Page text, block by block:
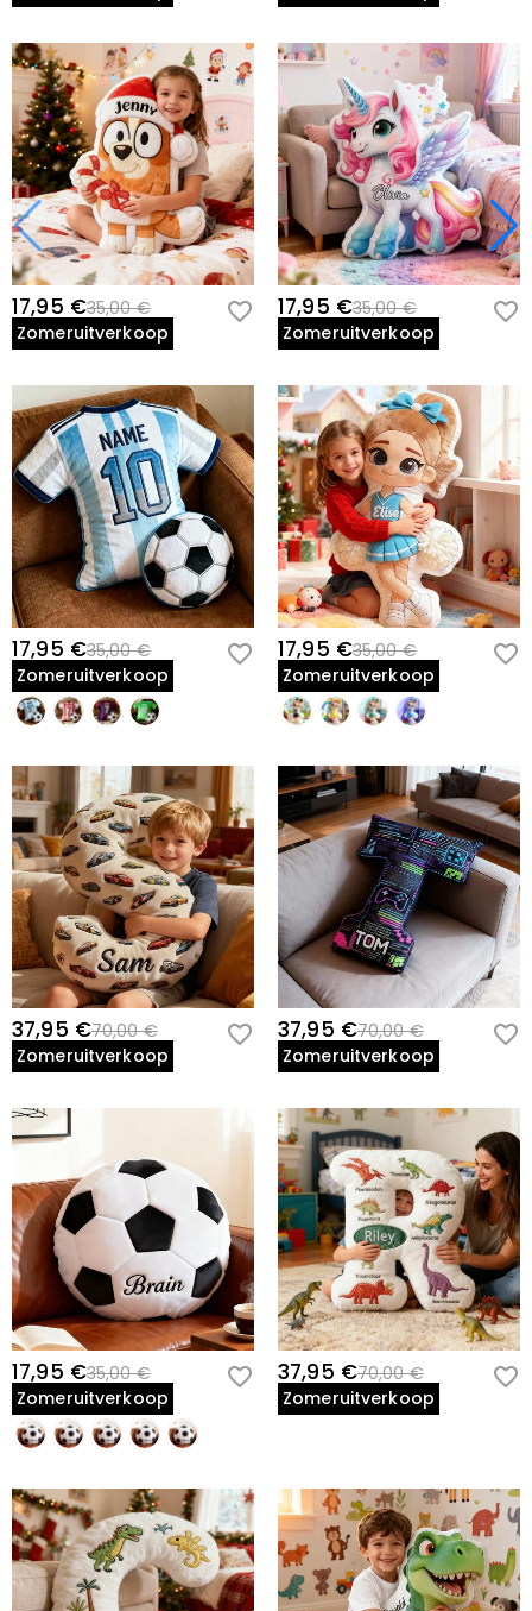
17,95 €35,00 €
Zomeruitverkoop
17,95 €35,00 €
Zomeruitverkoop
17,95 €35,00 €
Zomeruitverkoop
17,95 €35,00 €
Zomeruitverkoop
37,95 €70,00 €
Zomeruitverkoop
37,95 €70,00 €
Zomeruitverkoop
17,95 €35,00 €
Zomeruitverkoop
37,95 €70,00 €
Zomeruitverkoop